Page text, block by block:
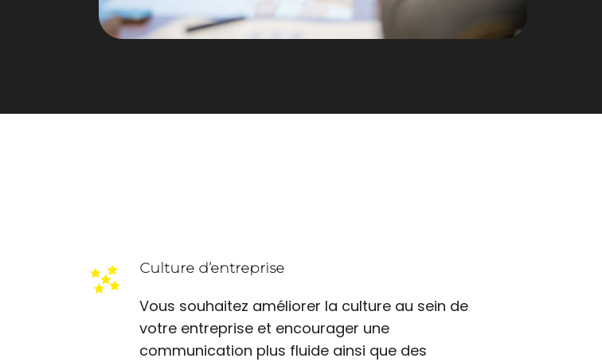
Culture d’entreprise
Vous souhaitez améliorer la culture au sein de
votre entreprise et encourager une
communication plus fluide ainsi que des